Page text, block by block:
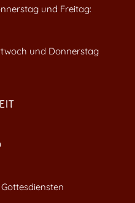
und Freitag:
und Donnerstag